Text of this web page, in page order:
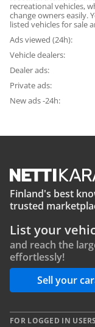
recreational vehicles,
change owners easily.
listed vehicles for sale
Ads viewed (24h):
Vehicle dealers:
Dealer ads:
Private ads:
New ads -24h:
Finland's best
trusted
List your
and reach the
effortlessly!
Sell your
FOR LOGGED IN USERS